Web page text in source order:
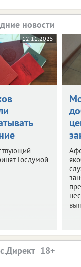
новости
12.11.2025
Госдумой